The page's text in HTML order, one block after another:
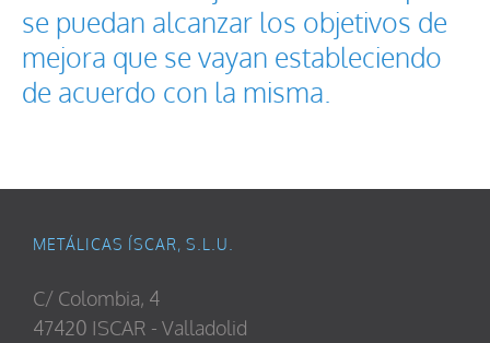
se puedan alcanzar los objetivos de
mejora que se vayan estableciendo
de acuerdo con la misma.
METÁLICAS ÍSCAR, S.L.U.
C/ Colombia, 4
47420 ISCAR - Valladolid